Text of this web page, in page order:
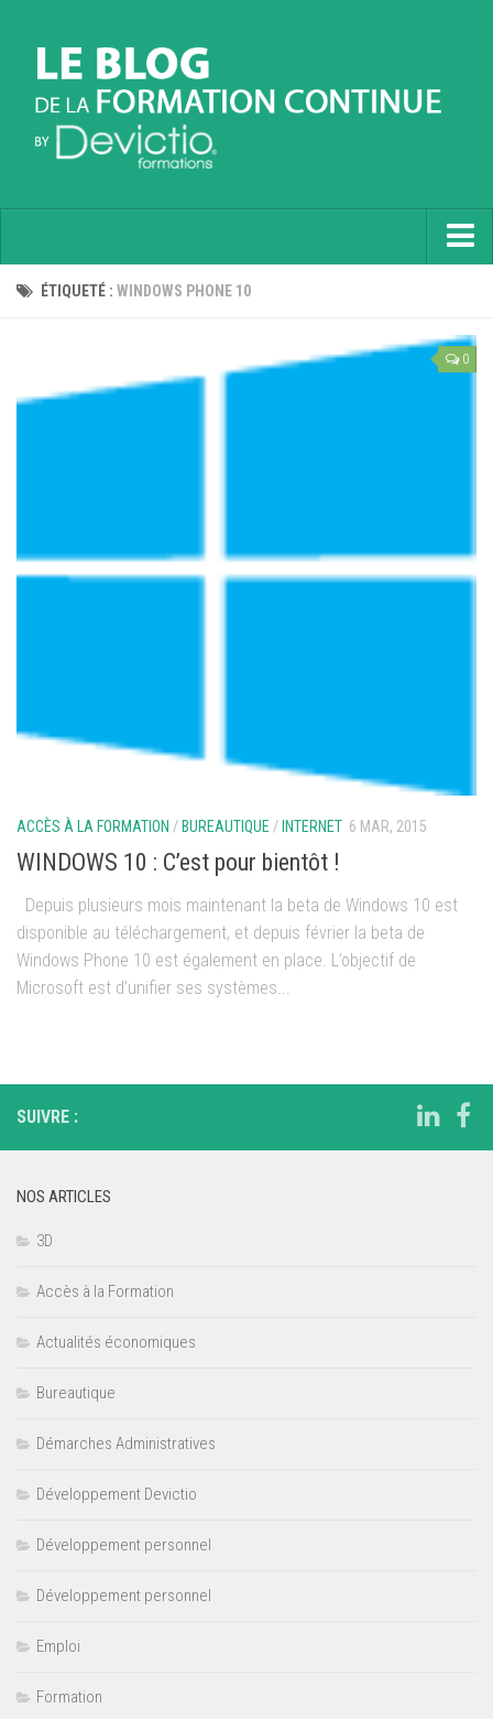
Accueil
Prévention
ÉTIQUETÉ : WINDOWS PHONE 10
0
ACCÈS À LA FORMATION / BUREAUTIQUE / INTERNET 6 MAR, 2015
WINDOWS 10 : C’est pour bientôt !
Depuis plusieurs mois maintenant la beta de Windows 10 est
disponible au téléchargement, et depuis février la beta de
Windows Phone 10 est également en place. L’objectif de
Microsoft est d’unifier ses systèmes...
SUIVRE :
NOS ARTICLES
3D
Accès à la Formation
Actualités économiques
Bureautique
Démarches Administratives
Développement Devictio
Développement personnel
Développement personnel
Emploi
Formation